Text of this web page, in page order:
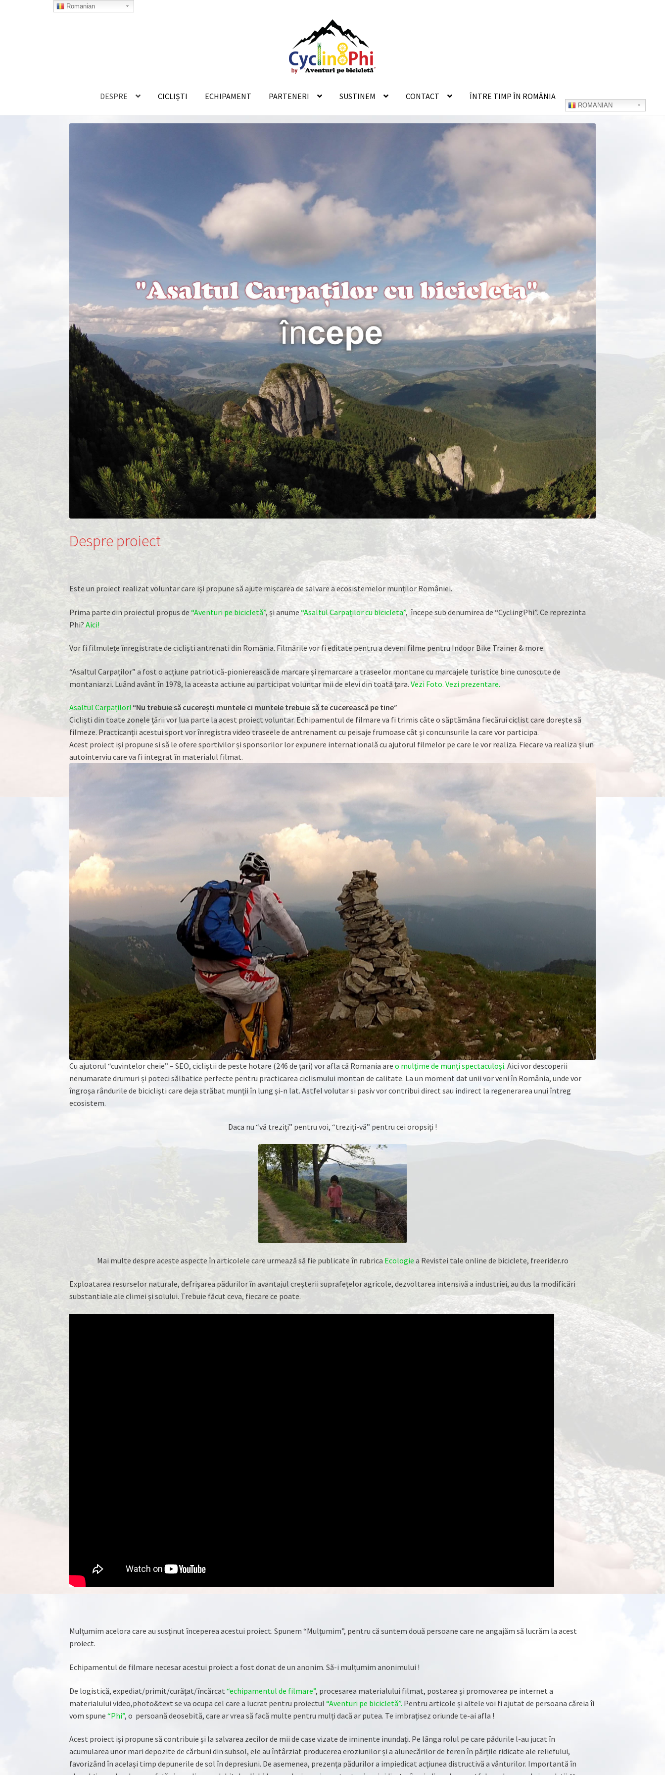
DESPRE CICLIȘTI ECHIPAMENT PARTENERI SUSTINEM CONTACT ÎNTRE TIMP ÎN ROMÂNIA
ROMANIAN
IZOLATI IN ROMANIA NATURA SI AVENTURA
Despre proiect
Este un proiect realizat voluntar care iși propune să ajute mișcarea de salvare a ecosistemelor munților României.
Prima parte din proiectul propus de“Aventuri pe bicicletă”, și anume“Asaltul Carpaților cu bicicleta”, începe sub denumirea de “CyclingPhi”. Ce reprezinta
Phi?Aici!
Vor fi filmulețe înregistrate de cicliști antrenati din România. Filmările vor fi editate pentru a deveni filme pentru Indoor Bike Trainer & more.
“Asaltul Carpaților” a fost o acțiune patriotică-pionierească de marcare și remarcare a traseelor montane cu marcajele turistice bine cunoscute de
montaniarzi. Luând avânt în 1978, la aceasta actiune au participat voluntar mii de elevi din toată țara. Vezi Foto. Vezi prezentare.
Asaltul Carpaților! “Nu trebuie să cucerești muntele ci muntele trebuie să te cucerească pe tine”
Cicliști din toate zonele țării vor lua parte la acest proiect voluntar. Echipamentul de filmare va fi trimis câte o săptămâna fiecărui ciclist care dorește să
filmeze. Practicanții acestui sport vor înregistra video traseele de antrenament cu peisaje frumoase cât și concunsurile la care vor participa.
Acest proiect iși propune si să le ofere sportivilor și sponsorilor lor expunere internatională cu ajutorul filmelor pe care le vor realiza. Fiecare va realiza și un
autointerviu care va fi integrat în materialul filmat.
Cu ajutorul “cuvintelor cheie” – SEO, cicliștii de peste hotare (246 de țari) vor afla că Romania areo mulțime de munți spectaculoși. Aici vor descoperii
nenumarate drumuri și poteci sălbatice perfecte pentru practicarea ciclismului montan de calitate. La un moment dat unii vor veni în România, unde vor
îngroșa rândurile de bicicliști care deja străbat munții în lung și-n lat. Astfel volutar si pasiv vor contribui direct sau indirect la regenerarea unui întreg
ecosistem.
Daca nu “vă treziți” pentru voi, “treziți-vă” pentru cei oropsiți !
Mai multe despre aceste aspecte în articolele care urmează să fie publicate în rubrica Ecologie a Revistei tale online de biciclete, freerider.ro
Exploatarea resurselor naturale, defrișarea pădurilor în avantajul creșterii suprafețelor agricole, dezvoltarea intensivă a industriei, au dus la modificări
substantiale ale climei și solului. Trebuie făcut ceva, fiecare ce poate.
Mulțumim acelora care au susținut începerea acestui proiect. Spunem “Mulțumim”, pentru că suntem două persoane care ne angajăm să lucrăm la acest
proiect.
Echipamentul de filmare necesar acestui proiect a fost donat de un anonim. Să-i mulțumim anonimului !
De logistică, expediat/primit/curățat/încărcat“echipamentul de filmare”, procesarea materialului filmat, postarea și promovarea pe internet a
materialului video,photo&text se va ocupa cel care a lucrat pentru proiectul“Aventuri pe bicicletă”. Pentru articole și altele voi fi ajutat de persoana căreia îi
vom spune“Phi”, o persoană deosebită, care ar vrea să facă multe pentru mulți dacă ar putea. Te imbrațisez oriunde te-ai afla !
Acest proiect iși propune să contribuie și la salvarea zecilor de mii de case vizate de iminente inundați. Pe lânga rolul pe care pădurile l-au jucat în
acumularea unor mari depozite de cărbuni din subsol, ele au întârziat producerea eroziunilor și a alunecărilor de teren în părțile ridicate ale reliefului,
favorizând în același timp depunerile de sol în depresiuni. De asemenea, prezența pădurilor a impiedicat acțiunea distructivă a vânturilor. Importantă în
Romanian